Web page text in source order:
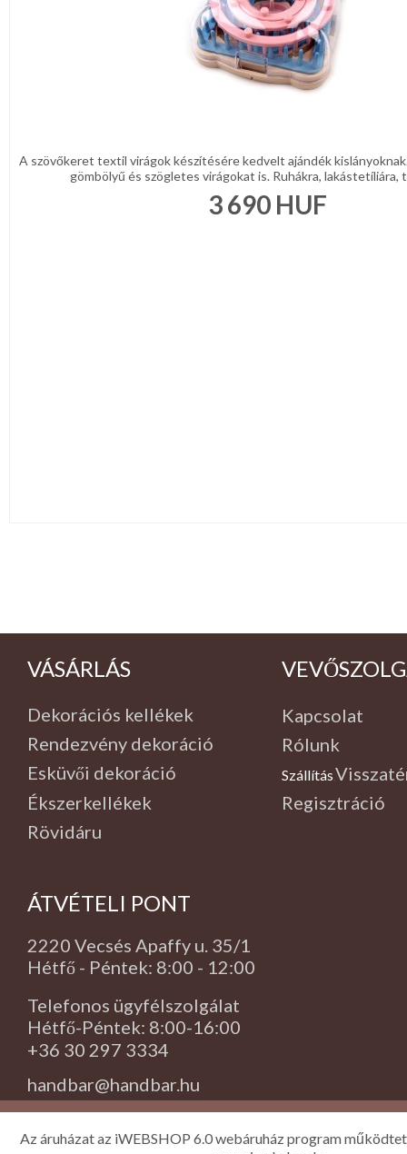
A szövőkeret textil virágok készítésére kedvelt ajándék
gömbölyű és szögletes virágokat is. Ruhákra, lakástetíliára,
3 690 HUF
VÁSÁRLÁS
Dekorációs kellékek
Rendezvény dekoráció
Esküvői dekoráció
Ékszerkellékek
Rövidáru
Kapcsolat
Rólunk
Szállítás
Regisztráció
ÁTVÉTELI PONT
2220 Vecsés Apaffy u. 35/1
Hétfő - Péntek: 8:00 - 12:00
Telefonos ügyfélszolgálat
Hétfő-Péntek: 8:00-16:00
+36 30 297 3334
handbar@handbar.hu
Az áruházat az iWEBSHOP 6.0 webáruház program